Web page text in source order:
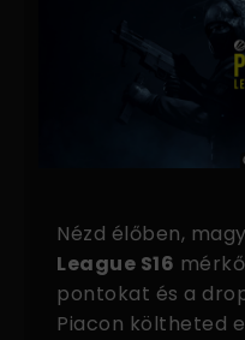
Nézd élőben,
League S16
pontokat és a
Piacon költheted